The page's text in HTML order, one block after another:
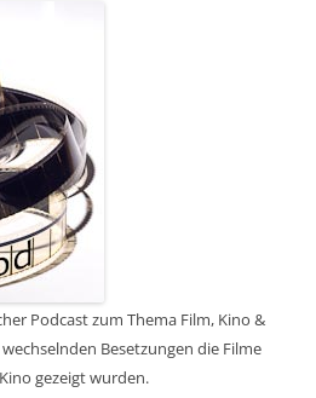
Podcast zum Thema Film, Kino &
Besetzungen die Filme
gezeigt wurden.